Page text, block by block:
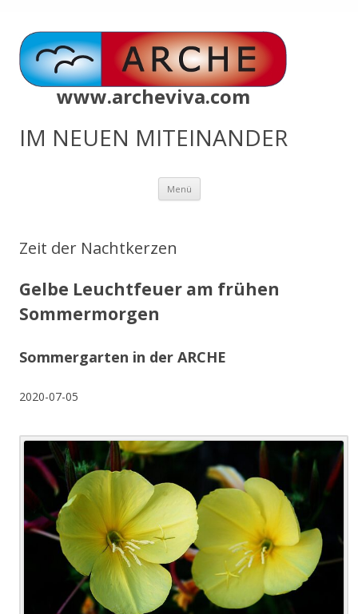
www.archeviva.com
IM NEUEN MITEINANDER
Menü Zum
springen
Zeit der Nachtkerzen
Gelbe Leuchtfeuer am frühen
Sommermorgen
Sommergarten in der ARCHE
2020-07-05